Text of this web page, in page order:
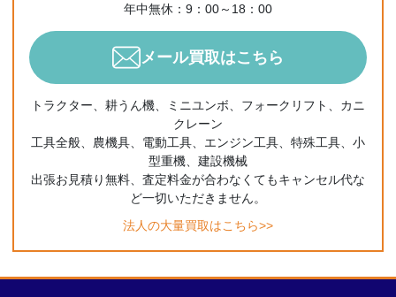
年中無休：9：00～18：00
メール買取はこちら
トラクター、耕うん機、ミニユンボ、フォークリフト、カニ
クレーン
工具全般、農機具、電動工具、エンジン工具、特殊工具、小
型重機、建設機械
出張お見積り無料、査定料金が合わなくてもキャンセル代な
ど一切いただきません。
法人の大量買取はこちら>>